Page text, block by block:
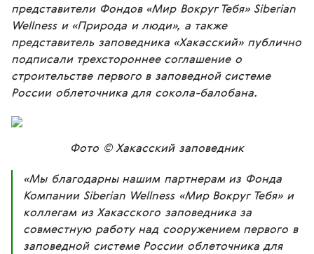
представители Фондов «Мир Вокруг Тебя» Siberian
Wellness и «Природа и люди», а также
представитель заповедника «Хакасский» публично
подписали трехстороннее соглашение о
строительстве первого в заповедной системе
России облеточника для сокола-балобана.
Фото © Хакасский заповедник
«Мы благодарны нашим партнерам из Фонда
Компании Siberian Wellness «Мир Вокруг Тебя» и
коллегам из Хакасского заповедника за
совместную работу над сооружением первого в
заповедной системе России облеточника для